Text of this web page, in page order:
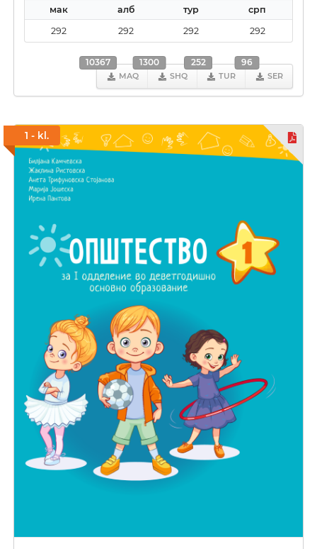
мак
алб тур
срп
292
292 292 292
MAQ
10367
SHQ
1300
TUR
252
SER
96
1 - kl.